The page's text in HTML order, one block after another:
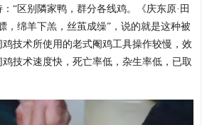
：“区别隣家鸭，群分各线鸡。《庆东原·田
，绵羊下羔，丝茧成缲”，说的就是这种被
技术所使用的老式阉鸡工具操作较慢，效
技术速度快，死亡率低，杂生率低，已取